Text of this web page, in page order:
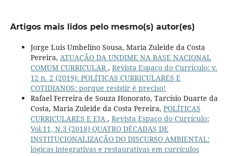
Artigos mais lidos pelo mesmo(s) autor(es)
Jorge Luis Umbelino Sousa, Maria Zuleide da Costa
Pereira, ATUAÇÃO DA UNDIME NA BASE NACIONAL
COMUM CURRICULAR, Revista Espaço do Currículo: v.
12 n. 2 (2019): POLÍTICAS CURRICULARES E
COTIDIANOS: porque resistir é preciso!
Rafael Ferreira de Souza Honorato, Tarcísio Duarte da
Costa, Maria Zuleide da Costa Pereira, POLÍTICAS
CURRICULARES E EJA , Revista Espaço do Currículo:
Vol.11, N.3 (2018) QUATRO DÉCADAS DE
INSTITUCIONALIZAÇÃO DO DISCURSO AMBIENTAL:
lógicas integrativas e restaurativas em currículos